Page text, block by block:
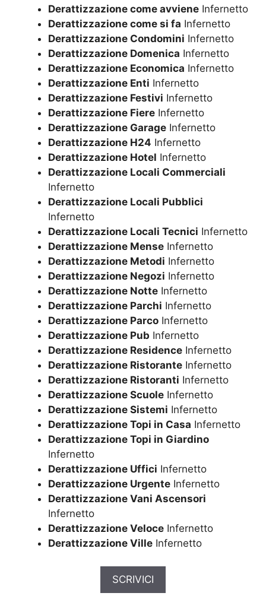
Derattizzazione come avviene Infernetto
Derattizzazione come si fa Infernetto
Derattizzazione Condomini Infernetto
Derattizzazione Domenica Infernetto
Derattizzazione Economica Infernetto
Derattizzazione Enti Infernetto
Derattizzazione Festivi Infernetto
Derattizzazione Fiere Infernetto
Derattizzazione Garage Infernetto
Derattizzazione H24 Infernetto
Derattizzazione Hotel Infernetto
Derattizzazione Locali Commerciali
Infernetto
Derattizzazione Locali Pubblici
Infernetto
Derattizzazione Locali Tecnici Infernetto
Derattizzazione Mense Infernetto
Derattizzazione Metodi Infernetto
Derattizzazione Negozi Infernetto
Derattizzazione Notte Infernetto
Derattizzazione Parchi Infernetto
Derattizzazione Parco Infernetto
Derattizzazione Pub Infernetto
Derattizzazione Residence Infernetto
Derattizzazione Ristorante Infernetto
Derattizzazione Ristoranti Infernetto
Derattizzazione Scuole Infernetto
Derattizzazione Sistemi Infernetto
Derattizzazione Topi in Casa Infernetto
Derattizzazione Topi in Giardino
Infernetto
Derattizzazione Uffici Infernetto
Derattizzazione Urgente Infernetto
Derattizzazione Vani Ascensori
Infernetto
Derattizzazione Veloce Infernetto
Derattizzazione Ville Infernetto
SCRIVICI